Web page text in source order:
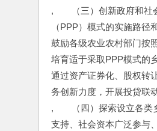
,　　（三）创新政府和
（PPP）模式的实施路
鼓励各级农业农村部门按
培育适于采取PPP模式的
通过资产证券化、股权转
务创新力度，开展投贷联
,　　（四）探索设立各
支持、社会资本广泛参与